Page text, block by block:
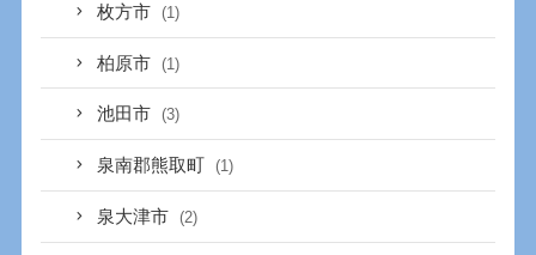
枚方市 (1)
柏原市 (1)
池田市 (3)
泉南郡熊取町 (1)
泉大津市 (2)